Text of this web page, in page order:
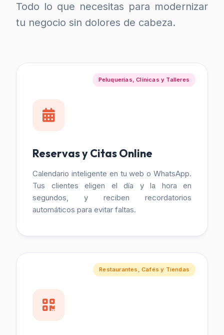
Todo lo que necesitas para modernizar
tu negocio sin dolores de cabeza.
Peluquerías, Clínicas y Talleres
Reservas y Citas Online
Calendario inteligente en tu web o WhatsApp.
Tus clientes eligen el día y la hora en
segundos, y reciben recordatorios
automáticos para evitar faltas.
Restaurantes, Cafés y Tiendas